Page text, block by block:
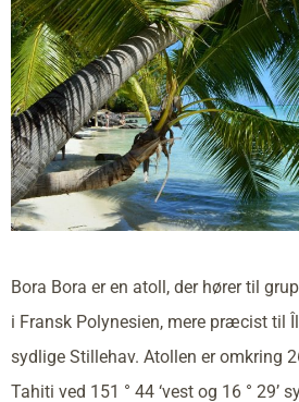
Bora Bora er en atoll, der hører til
i Fransk Polynesien, mere præcist til
sydlige Stillehav. Atollen er omkring
Tahiti ved 151 ° 44 ‘vest og 16 ° 29’